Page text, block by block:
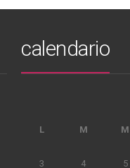
calendario
L M M
3
4 5